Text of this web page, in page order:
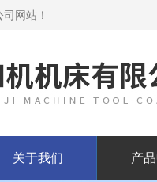
网站！
关于我们 产